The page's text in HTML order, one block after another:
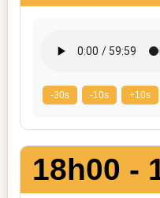
-30s -10s +10s
18h00 -